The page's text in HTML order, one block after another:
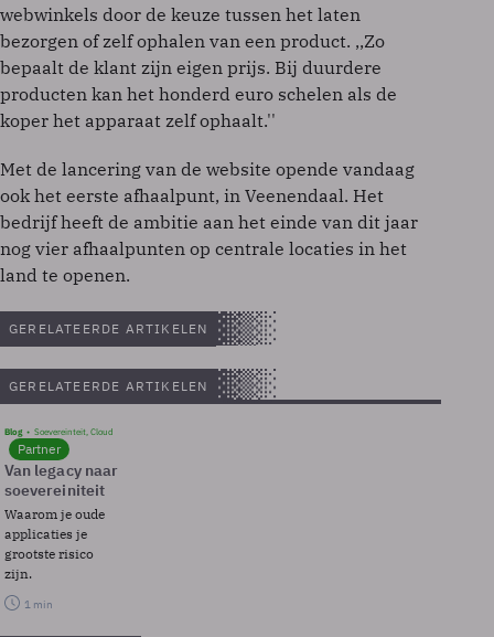
webwinkels door de keuze tussen het laten
bezorgen of zelf ophalen van een product. ,,Zo
bepaalt de klant zijn eigen prijs. Bij duurdere
producten kan het honderd euro schelen als de
koper het apparaat zelf ophaalt.''
Met de lancering van de website opende vandaag
ook het eerste afhaalpunt, in Veenendaal. Het
bedrijf heeft de ambitie aan het einde van dit jaar
nog vier afhaalpunten op centrale locaties in het
land te openen.
GERELATEERDE ARTIKELEN
GERELATEERDE ARTIKELEN
Blog Soevereinteit, Cloud
Partner
Van legacy naar
soevereiniteit
Waarom je oude
applicaties je
grootste risico
zijn.
1 min